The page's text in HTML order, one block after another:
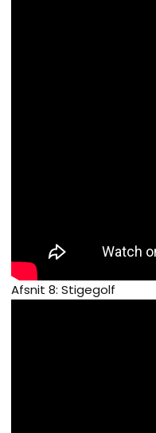
Afsnit 8: Stigegolf​